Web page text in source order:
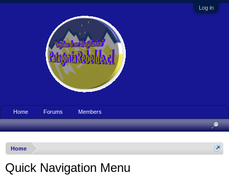
Log in
Home
Quick Navigation Menu
Home Forums Members